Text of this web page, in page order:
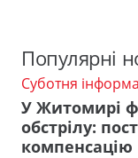
Популярні
Суботня
У Житомирі
обстрілу:
компенсацію